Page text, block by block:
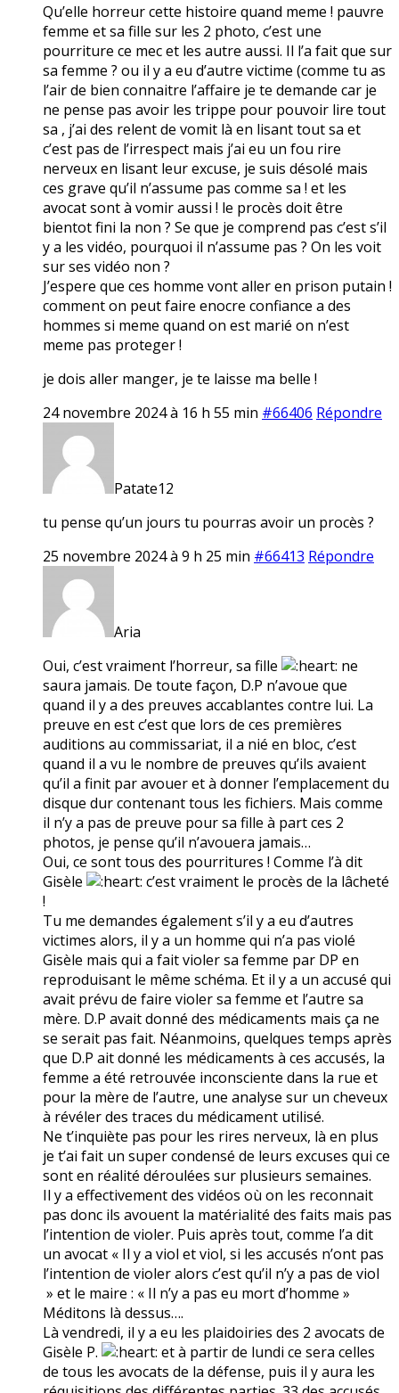
Qu’elle horreur cette histoire quand meme ! pauvre
femme et sa fille sur les 2 photo, c’est une
pourriture ce mec et les autre aussi. Il l’a fait que sur
sa femme ? ou il y a eu d’autre victime (comme tu as
l’air de bien connaitre l’affaire je te demande car je
ne pense pas avoir les trippe pour pouvoir lire tout
sa , j’ai des relent de vomit là en lisant tout sa et
c’est pas de l’irrespect mais j’ai eu un fou rire
nerveux en lisant leur excuse, je suis désolé mais
ces grave qu’il n’assume pas comme sa ! et les
avocat sont à vomir aussi ! le procès doit être
bientot fini la non ? Se que je comprend pas c’est s’il
y a les vidéo, pourquoi il n’assume pas ? On les voit
sur ses vidéo non ?
J’espere que ces homme vont aller en prison putain !
comment on peut faire enocre confiance a des
hommes si meme quand on est marié on n’est
meme pas proteger !
je dois aller manger, je te laisse ma belle !
24 novembre 2024 à 16 h 55 min #66406 Répondre
Patate12
tu pense qu’un jours tu pourras avoir un procès ?
25 novembre 2024 à 9 h 25 min #66413 Répondre
Aria
Oui, c’est vraiment l’horreur, sa fille
ne
saura jamais. De toute façon, D.P n’avoue que
quand il y a des preuves accablantes contre lui. La
preuve en est c’est que lors de ces premières
auditions au commissariat, il a nié en bloc, c’est
quand il a vu le nombre de preuves qu’ils avaient
qu’il a finit par avouer et à donner l’emplacement du
disque dur contenant tous les fichiers. Mais comme
il n’y a pas de preuve pour sa fille à part ces 2
photos, je pense qu’il n’avouera jamais…
Oui, ce sont tous des pourritures ! Comme l’à dit
Gisèle
c’est vraiment le procès de la lâcheté
!
Tu me demandes également s’il y a eu d’autres
victimes alors, il y a un homme qui n’a pas violé
Gisèle mais qui a fait violer sa femme par DP en
reproduisant le même schéma. Et il y a un accusé qui
avait prévu de faire violer sa femme et l’autre sa
mère. D.P avait donné des médicaments mais ça ne
se serait pas fait. Néanmoins, quelques temps après
que D.P ait donné les médicaments à ces accusés, la
femme a été retrouvée inconsciente dans la rue et
pour la mère de l’autre, une analyse sur un cheveux
à révéler des traces du médicament utilisé.
Ne t’inquiète pas pour les rires nerveux, là en plus
je t’ai fait un super condensé de leurs excuses qui ce
sont en réalité déroulées sur plusieurs semaines.
Il y a effectivement des vidéos où on les reconnait
pas donc ils avouent la matérialité des faits mais pas
l’intention de violer. Puis après tout, comme l’a dit
un avocat « Il y a viol et viol, si les accusés n’ont pas
l’intention de violer alors c’est qu’il n’y a pas de viol
» et le maire : « Il n’y a pas eu mort d’homme »
Méditons là dessus….
Là vendredi, il y a eu les plaidoiries des 2 avocats de
Gisèle P.
et à partir de lundi ce sera celles
de tous les avocats de la défense, puis il y aura les